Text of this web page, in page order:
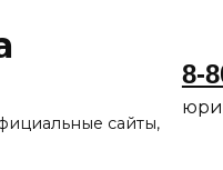
сайты,
8-